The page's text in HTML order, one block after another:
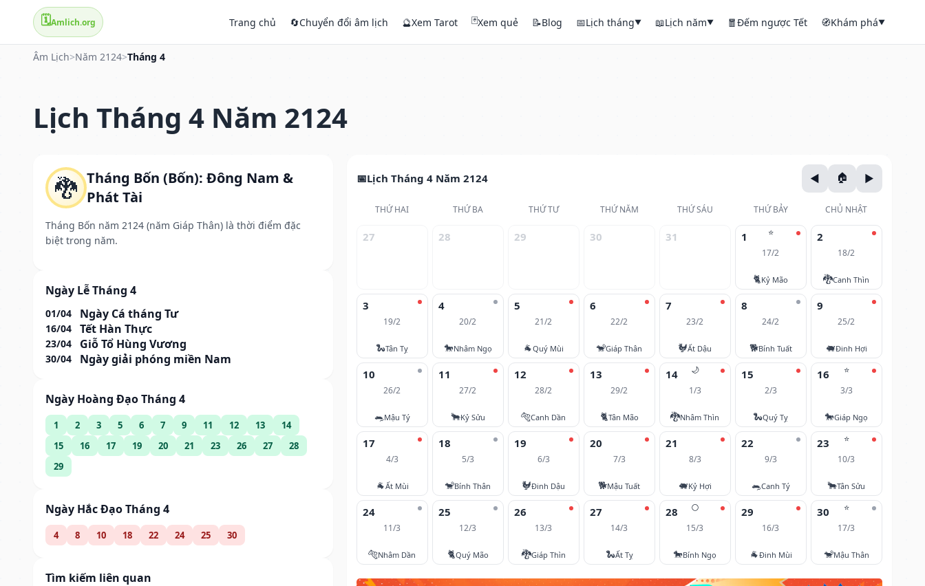
🗓️Amlich.org Trang chủ 🔄Chuyển đổi âm lịch 🔮Xem Tarot 🃏Xem quẻ 📝Blog 📅Lịch tháng▼ 📖Lịch năm▼ 🧧Đếm ngược Tết 🧭Khám phá▼
Âm Lịch>Năm 2124>Tháng 4
Lịch Tháng 4 Năm 2124
🐉 Tháng Bốn (Bốn): Đông Nam &
Phát Tài
Tháng Bốn năm 2124 (năm Giáp Thân) là thời điểm đặc
biệt trong năm.
Ngày Lễ Tháng 4
01/04 Ngày Cá tháng Tư
16/04 Tết Hàn Thực
23/04 Giỗ Tổ Hùng Vương
30/04 Ngày giải phóng miền Nam
Ngày Hoàng Đạo Tháng 4
1 2 3 5 6 7 9 11 12 13
14
15
16 17 19 20 21 23 26 27
28
29
Ngày Hắc Đạo Tháng 4
4 8 10 18 22 24 25 30
Tìm kiếm liên quan
Lịch Tháng 4 Năm 2124
THỨ HAI THỨ BA THỨ TƯ THỨ NĂM THỨ SÁU THỨ BẢY CHỦ NHẬT
27 28 29 30 31 ⭐
1
17/2
🐈Kỷ Mão
2
18/2
🐉Canh Thìn
3
19/2
🐍Tân Tỵ
4
20/2
🐎Nhâm Ngọ
5
21/2
🐐Quý Mùi
6
22/2
🐒Giáp Thân
7
23/2
🐓Ất Dậu
8
24/2
🐕Bính Tuất
9
25/2
🐖Đinh Hợi
10
26/2
🐀Mậu Tý
11
27/2
🐂Kỷ Sửu
12
28/2
🐅Canh Dần
13
29/2
🐈Tân Mão
🌙
14
1/3
🐉Nhâm Thìn
15
2/3
🐍Quý Tỵ
⭐
16
3/3
🐎Giáp Ngọ
17
4/3
🐐Ất Mùi
18
5/3
🐒Bính Thân
19
6/3
🐓Đinh Dậu
20
7/3
🐕Mậu Tuất
21
8/3
🐖Kỷ Hợi
22
9/3
🐀Canh Tý
⭐
23
10/3
🐂Tân Sửu
24
11/3
🐅Nhâm Dần
25
12/3
🐈Quý Mão
26
13/3
🐉Giáp Thìn
27
14/3
🐍Ất Tỵ
🌕
28
15/3
🐎Bính Ngọ
29
16/3
🐐Đinh Mùi
⭐
30
17/3
🐒Mậu Thân